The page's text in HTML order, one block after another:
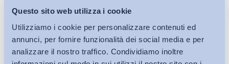
Questo sito web utilizza i cookie
Utilizziamo i cookie per personalizzare contenuti ed
annunci, per fornire funzionalità dei social media e per
analizzare il nostro traffico. Condividiamo inoltre